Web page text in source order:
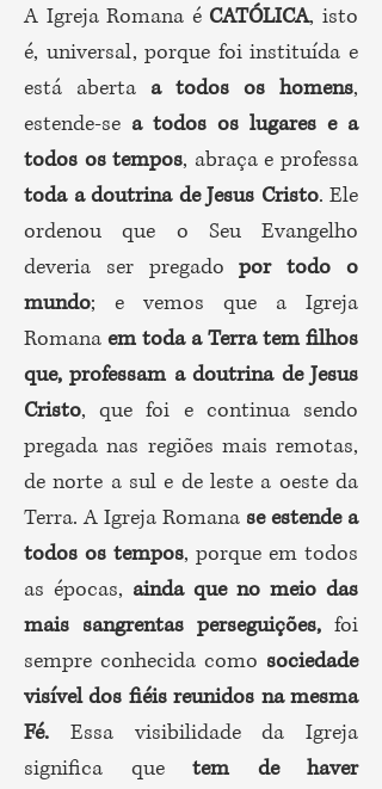
A Igreja Romana é CATÓLICA, isto
é, universal, porque foi instituída e
está aberta a todos os homens,
estende-se a todos os lugares e a
todos os tempos, abraça e professa
toda a doutrina de Jesus Cristo. Ele
ordenou que o Seu Evangelho
deveria ser pregadopor todo o
mundo; e vemos que a Igreja
Romana em toda a Terra tem filhos
que, professam a doutrina de Jesus
Cristo, que foi e continua sendo
pregada nas regiões mais remotas,
de norte a sul e de leste a oeste da
Terra. A Igreja Romana se estende a
todos os tempos, porque em todos
as épocas, ainda que no meio das
mais sangrentas perseguições, foi
sempre conhecida como sociedade
visível dos fiéis reunidos na mesma
Fé. Essa visibilidade da Igreja
significa que tem de haver